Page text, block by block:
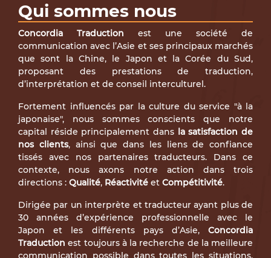
Qui sommes nous
Concordia Traduction est une société de
communication avec l’Asie et ses principaux marchés
que sont la Chine, le Japon et la Corée du Sud,
proposant des prestations de traduction,
d’interprétation et de conseil interculturel.
Fortement influencés par la culture du service "à la
japonaise", nous sommes conscients que notre
capital réside principalement dans la satisfaction de
nos clients, ainsi que dans les liens de confiance
tissés avec nos partenaires traducteurs. Dans ce
contexte, nous axons notre action dans trois
directions : Qualité, Réactivité et Compétitivité.
Dirigée par un interprète et traducteur ayant plus de
30 années d’expérience professionnelle avec le
Japon et les différents pays d’Asie, Concordia
Traduction est toujours à la recherche de la meilleure